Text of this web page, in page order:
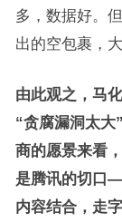
多，数据好。
出的空包裹，
由此观之，马
“贪腐漏洞太大
商的愿景来看
是腾讯的切口
内容结合，走